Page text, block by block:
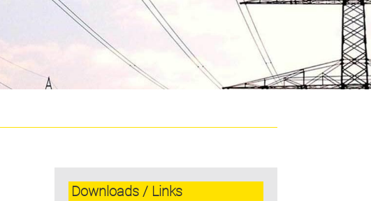
Downloads / Links